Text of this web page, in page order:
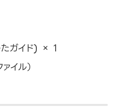
ガイド) × 1
イル）